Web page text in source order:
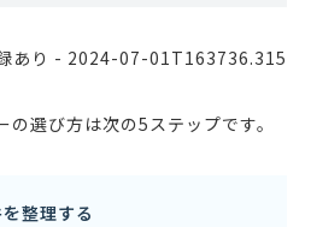
選び方は次の5ステップです。
整理する